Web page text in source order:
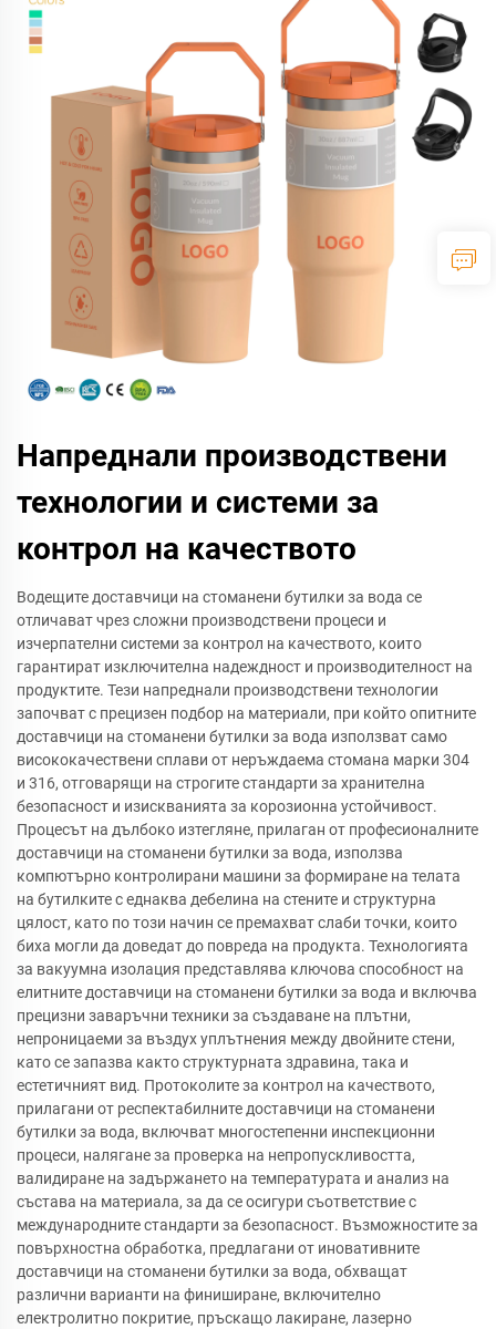
Напреднали производствени
технологии и системи за
контрол на качеството
Водещите доставчици на стоманени бутилки за вода се
отличават чрез сложни производствени процеси и
изчерпателни системи за контрол на качеството, които
гарантират изключителна надеждност и производителност на
продуктите. Тези напреднали производствени технологии
започват с прецизен подбор на материали, при който опитните
доставчици на стоманени бутилки за вода използват само
висококачествени сплави от неръждаема стомана марки 304
и 316, отговарящи на строгите стандарти за хранителна
безопасност и изискванията за корозионна устойчивост.
Процесът на дълбоко изтегляне, прилаган от професионалните
доставчици на стоманени бутилки за вода, използва
компютърно контролирани машини за формиране на телата
на бутилките с еднаква дебелина на стените и структурна
цялост, като по този начин се премахват слаби точки, които
биха могли да доведат до повреда на продукта. Технологията
за вакуумна изолация представлява ключова способност на
елитните доставчици на стоманени бутилки за вода и включва
прецизни заваръчни техники за създаване на плътни,
непроницаеми за въздух уплътнения между двойните стени,
като се запазва както структурната здравина, така и
естетичният вид. Протоколите за контрол на качеството,
прилагани от респектабилните доставчици на стоманени
бутилки за вода, включват многостепенни инспекционни
процеси, налягане за проверка на непропускливостта,
валидиране на задържането на температурата и анализ на
състава на материала, за да се осигури съответствие с
международните стандарти за безопасност. Възможностите за
повърхностна обработка, предлагани от иновативните
доставчици на стоманени бутилки за вода, обхващат
различни варианти на финиширане, включително
електролитно покритие, пръскащо лакиране, лазерно